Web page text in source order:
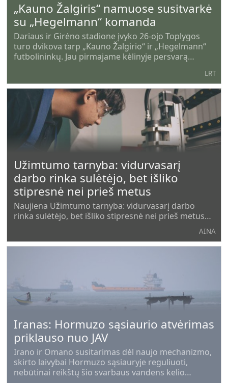
„Kauno Žalgiris“ namuose susitvarkė
su „Hegelmann“ komanda
Dariaus ir Girėno stadione įvyko 26-ojo Toplygos
turo dvikova tarp „Kauno Žalgirio“ ir „Hegelmann“
futbolininkų. Jau pirmajame kėlinyje persvarą
LRT
Užimtumo tarnyba: vidurvasarį
darbo rinka sulėtėjo, bet išliko
stipresnė nei prieš metus
Naujiena Užimtumo tarnyba: vidurvasarį darbo
rinka sulėtėjo, bet išliko stipresnė nei prieš metus
AINA
Iranas: Hormuzo sąsiaurio atvėrimas
priklauso nuo JAV
Irano ir Omano susitarimas dėl naujo mechanizmo,
skirto laivybai Hormuzo sąsiauryje reguliuoti,
nebūtinai reikštų šio svarbaus vandens kelio